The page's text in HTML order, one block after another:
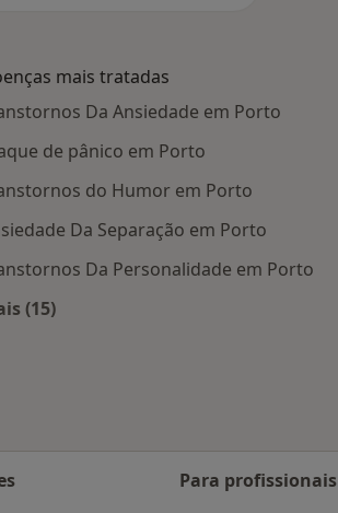
mais tratadas
Da Ansiedade em Porto
de pânico em Porto
do Humor em Porto
Da Separação em Porto
Da Personalidade em Porto
(15)
Para profissionais